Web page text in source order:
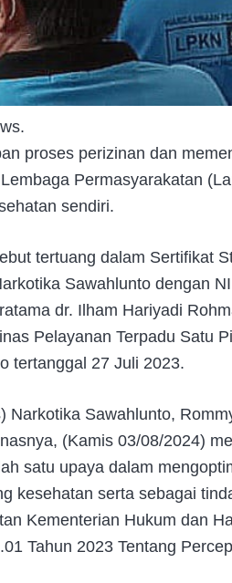
proses perizinan dan
Permasyarakatan
sendiri.
tertuang dalam Sertifikat
Sawahlunto dengan
dr. Ilham Hariyadi
Pelayanan Terpadu Satu
tertanggal 27 Juli 2023.
Narkotika Sawahlunto,
(Kamis 03/08/2024)
satu upaya dalam
kesehatan serta sebagai
Kementerian Hukum dan
Tahun 2023 Tentang